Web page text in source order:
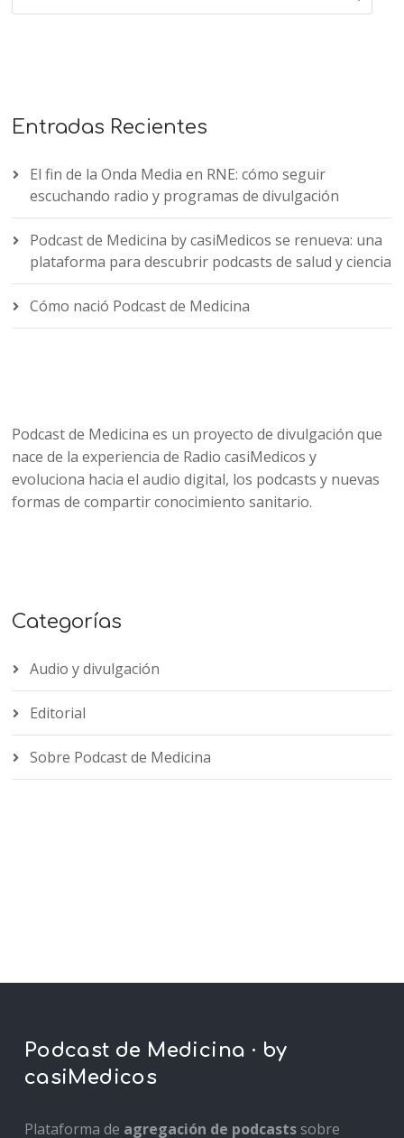
Entradas Recientes
El fin de la Onda Media en RNE: cómo seguir
escuchando radio y programas de divulgación
Podcast de Medicina by casiMedicos se renueva: una
plataforma para descubrir podcasts de salud y ciencia
Cómo nació Podcast de Medicina
Podcast de Medicina es un proyecto de divulgación que
nace de la experiencia de Radio casiMedicos y
evoluciona hacia el audio digital, los podcasts y nuevas
formas de compartir conocimiento sanitario.
Categorías
Audio y divulgación
Editorial
Sobre Podcast de Medicina
Podcast de Medicina · by
casiMedicos
Plataforma de agregación de podcastssobre